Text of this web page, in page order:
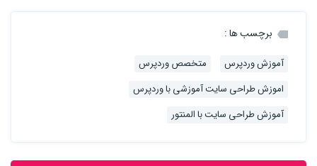
برچسب ها :
آموزش وردپرس
متخصص وردپرس
اموزش طراحی سایت آموزشی با وردپرس
آموزش طراحی سایت با المنتور